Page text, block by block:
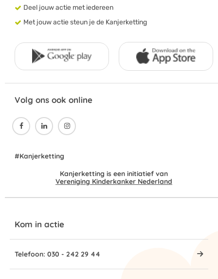
Deel jouw actie met iedereen
Met jouw actie steun je de Kanjerketting
Volg ons ook online
  
#Kanjerketting
Kanjerketting is een initiatief van
Vereniging Kinderkanker Nederland
Kom in actie
Telefoon: 030 - 242 29 44